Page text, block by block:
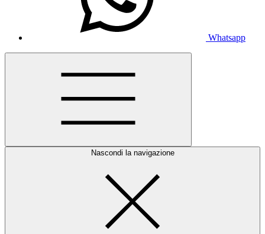
Whatsapp
Nascondi la navigazione